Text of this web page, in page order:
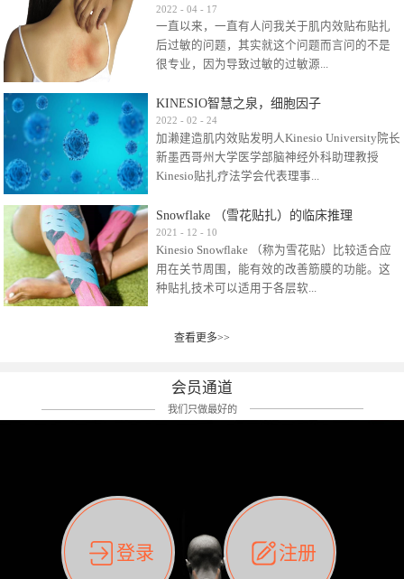
2022 - 04 - 17
一直以来，一直有人问我关于肌内效贴布贴扎
后过敏的问题，其实就这个问题而言问的不是
很专业，因为导致过敏的过敏源...
很多，比如试穿件衣服有时都会过敏，特定条
件下吃东西有时也会过敏，难道不吃不穿了？
其他品牌的在此我们不予评价，就KINESIO肌内
效贴布来说，40多年的研究开发制造肌内效贴
比如我本人，几乎天天接触KINESIO肌内效，无
论从皮肤适应性还是本人皮肤本身就不属于不
易过敏的那种，基本不会有过敏瘙痒的情况。
但是，当身体不适、休息不好、持续紧张等特
殊因素的影响下，有时还是会出现瘙痒过敏的
前后后居家近30天左右，感觉日子都日夜颠倒
痛影响走路。当天疼痛部贴了EDF和胃十字，膝
关节贴了半月板贴布。第2天第12肋部的EDF和
消失，贴布也没有出现进一步瘙痒过敏。而膝
关节的半月板贴布张力用的100%，但自始至终
它都很坚强的贴着，没有出现过任何瘙痒的迹
象。不同的条件下，同一个身体，不同的部位
皮肤的敏感度也有不同。因此我们KINESIO要做
KINESIO智慧之泉，细胞因子
2022 - 02 - 24
加濑建造肌内效贴发明人Kinesio University院长
新墨西哥州大学医学部脑神经外科助理教授
Kinesio贴扎疗法学会代表理事...
Kinesio Taping Association International
（KTAI）名誉会长 身体具有免疫、疼痛、细胞
破坏、发热、修复、增殖、再生等自然愈合能
力。 多作为细胞因子存在于皮肤表皮、真皮、
扎疗法）的效果是通过创造一个环境，使每种
以激发身体的自然愈合能力。 通常，药物会削
弱细胞因子的作用，单方面还会引起副作用的
症状。 与此相比，Kinesio肌内效贴创造了细
的控制仍有许多未知。 细胞因子是一种酵素，
各种各样的酵素起着适当的作用，为细胞创造
了适合居住的环境。 在现代医学上，这种细胞
因子是一种酶的观点往往被否定，但在体内有
有毒细菌和无毒细菌，它们起着保持身体平衡
Snowflake （雪花贴扎）的临床推理
2021 - 12 - 10
Kinesio Snowflake （称为雪花贴）比较适合应
用在关节周围，能有效的改善筋膜的功能。这
种贴扎技术可以适用于各层软...
组织:肌肉，肌腱，韧带（主要围绕有问题的关
状，而是指贴布本身很重量，以及贴布刺激的
类型。贴布的应用充分利用了体内由间质液组
成的自然流体力学的流体层。这种轻微的刺激
间，还可以在单片贴布上提供支持和深度刺
激。通过对间质液的适当控制，可以连接皮下
筋膜，对关节进行非常轻柔的刺激，增加患部
的治疗区域。 snowflake“雪花”贴布不会妨碍皮
肤上下左右运动，有效的辅助修复关节周围组
查看更多>>
会员通道
我们只做最好的
登录 注册